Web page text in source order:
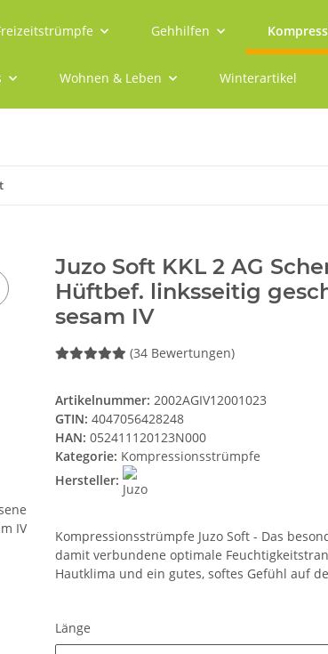
Gehhilfen
Wohnen & Leben Winterartikel
Juzo Soft KKL 2 AG
Hüftbef. linksseitig
sesam IV
(34 Bewertungen)
Artikelnummer: 2002AGIV12001023
GTIN: 4047056428248
HAN: 052411120123N000
Kategorie: Kompressionsstrümpfe
Hersteller:
Kompressionsstrümpfe Juzo Soft - Das
damit verbundene optimale
Hautklima und ein gutes, softes Gefühl auf
Länge